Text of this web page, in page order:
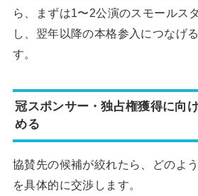
ら、まずは1〜2公演のスモールス
し、翌年以降の本格参入につなげ
す。
冠スポンサー・独占権獲得に向
める
協賛先の候補が絞れたら、どのよ
を具体的に交渉します。